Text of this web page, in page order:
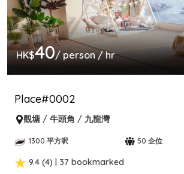
HK$40/ person / hr
Place#0002
觀塘 / 牛頭角 / 九龍灣
1300 平方呎 50 企位
9.4 (4) | 37 bookmarked